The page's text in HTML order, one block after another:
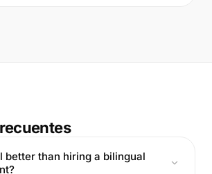
better than hiring a bilingual